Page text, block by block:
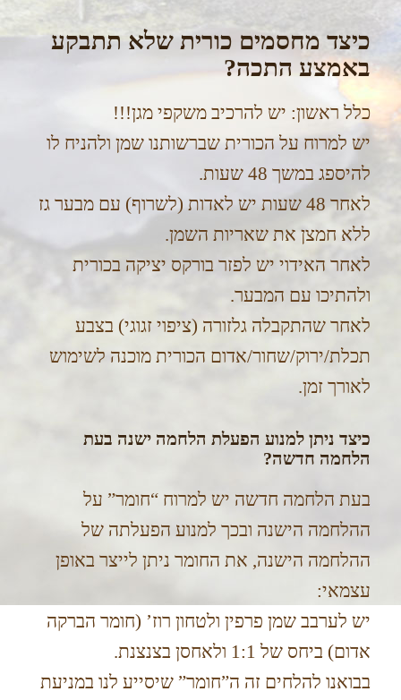
כיצד מחסמים כורית שלא תתבקע
באמצע התכה?
כלל ראשון: יש להרכיב משקפי מגן!!!
יש למרוח על הכורית שברשותנו שמן ולהניח לו
להיספג במשך 48 שעות.
לאחר 48 שעות יש לאדות (לשרוף) עם מבער גז
ללא חמצן את שאריות השמן.
לאחר האידוי יש לפזר בורקס יציקה בכורית
ולהתיכו עם המבער.
לאחר שהתקבלה גלזורה (ציפוי זגוגי) בצבע
תכלת/ירוק/שחור/אדום הכורית מוכנה לשימוש
לאורך זמן.
כיצד ניתן למנוע הפעלת הלחמה ישנה בעת
הלחמה חדשה?
בעת הלחמה חדשה יש למרוח “חומר” על
ההלחמה הישנה ובכך למנוע הפעלתה של
ההלחמה הישנה, את החומר ניתן לייצר באופן
עצמאי:
יש לערבב שמן פרפין ולטחון רוז’ (חומר הברקה
אדום) ביחס של 1:1 ולאחסן בצנצנת.
בבואנו להלחים זה ה”חומר” שיסייע לנו במניעת